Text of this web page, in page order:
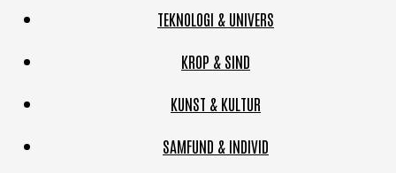
TEKNOLOGI & UNIVERS
KROP & SIND
KUNST & KULTUR
SAMFUND & INDIVID